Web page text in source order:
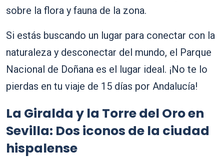
sobre la flora y fauna de la zona.
Si estás buscando un lugar para conectar con la
naturaleza y desconectar del mundo, el Parque
Nacional de Doñana es el lugar ideal. ¡No te lo
pierdas en tu viaje de 15 días por Andalucía!
La Giralda y la Torre del Oro en
Sevilla: Dos iconos de la ciudad
hispalense